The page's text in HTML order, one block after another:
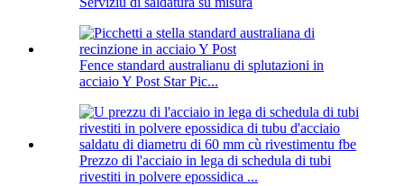
Fence standard australianu di splutazioni in
acciaio Y Post Star Pic...
Prezzo di l'acciaio in lega di schedula di tubi
rivestiti in polvere epossidica ...